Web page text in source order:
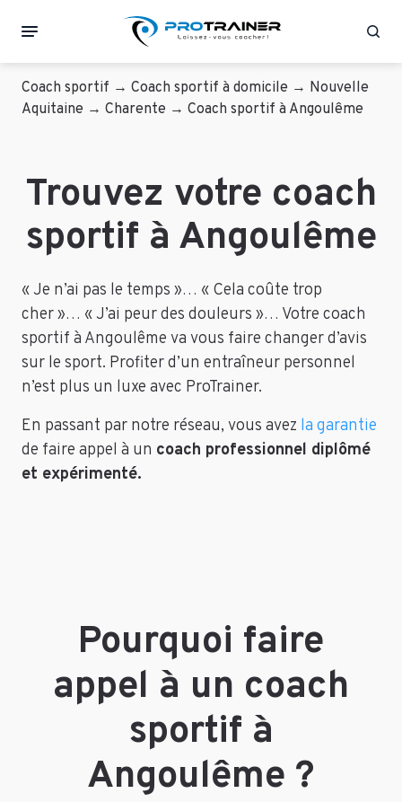
Coach sportif → Coach sportif à domicile → Nouvelle
Aquitaine → Charente → Coach sportif à Angoulême
Trouvez votre coach
sportif à Angoulême
« Je n’ai pas le temps »… « Cela coûte trop
cher »… « J’ai peur des douleurs »… Votre coach
sportif à Angoulême va vous faire changer d’avis
sur le sport. Profiter d’un entraîneur personnel
n’est plus un luxe avec ProTrainer.
En passant par notre réseau, vous avez la garantie
de faire appel à un coach professionnel diplômé
et expérimenté.
Pourquoi faire
appel à un coach
sportif à
Angoulême ?